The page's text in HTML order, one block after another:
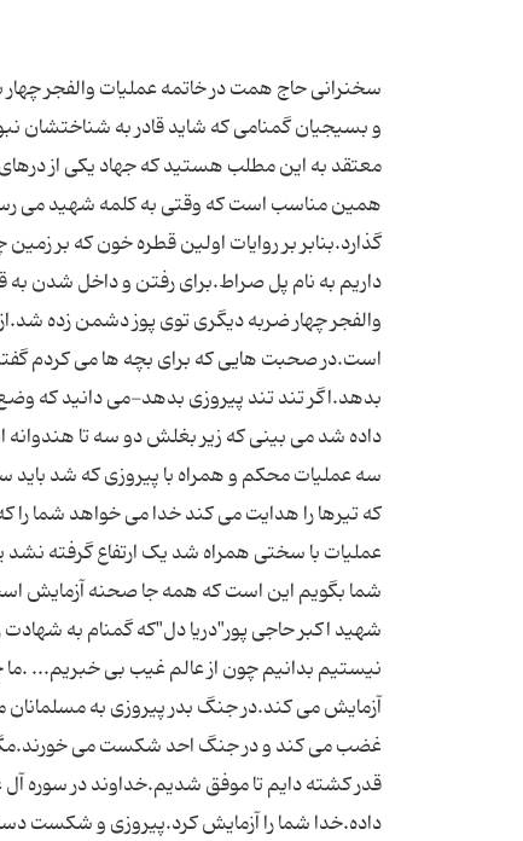
سخنرانی حاج همت در خاتمه عملیات والفجر چهار
و بسیجیان گمنامی که شاید قادر به شناختشان
معتقد به این مطلب هستید که جهاد یکی از
همین مناسب است که وقتی به کلمه شهید می
گذارد.بنابر بر روایات اولین قطره خون که بر
داریم به نام پل صراط.برای رفتن و داخل شدن
والفجر چهار ضربه دیگری توی پوز دشمن زده
است.در صحبت هایی که برای بچه ها می کردم
بدهد.اگر تند تند پیروزی بدهد-می دانید که
داده شد می بینی که زیر بغلش دو سه تا
سه عملیات محکم و همراه با پیروزی که شد
که تیرها را هدایت می کند خدا می خواهد شما را
عملیات با سختی همراه شد یک ارتفاع گرفته
شما بگویم این است که همه جا صحنه آزمایش
شهید اکبر حاجی پور"دریا دل"که گمنام به
نیستیم بدانیم چون از عالم غیب بی خبریم... .ما
آزمایش می کند.در جنگ بدر پیروزی به مسلمانان
غضب می کند و در جنگ احد شکست می خورند.مگر
قدر کشته دایم تا موفق شدیم.خداوند در سوره
داده.خدا شما را آزمایش کرد.پیروزی و شکست